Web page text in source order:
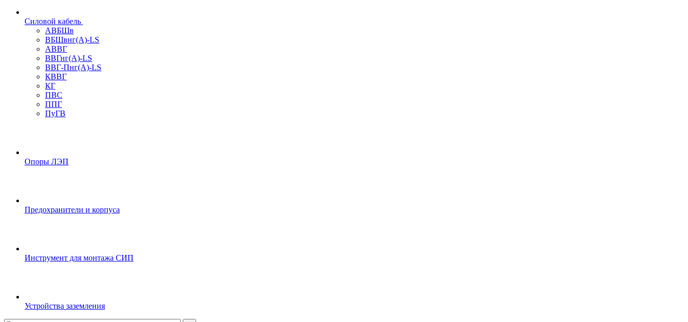
Силовой кабель
АВБШв
ВБШвнг(А)-LS
АВВГ
ВВГнг(А)-LS
ВВГ-Пнг(А)-LS
КВВГ
КГ
ПВС
ППГ
ПуГВ
Опоры ЛЭП
Предохранители и корпуса
Инструмент для монтажа СИП
Устройства заземления